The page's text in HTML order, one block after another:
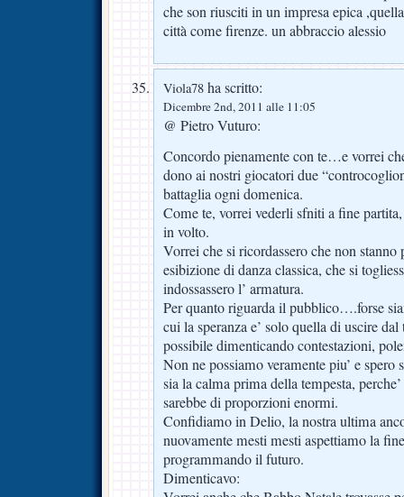
che son riusciti in un impresa epica
città come firenze. un abbraccio alessio
Viola78 ha scritto:
Dicembre 2nd, 2011 alle 11:05
@ Pietro Vuturo:
Concordo pienamente con te…e vorrei
dono ai nostri giocatori due
battaglia ogni domenica.
Come te, vorrei vederli sfniti a fine
in volto.
Vorrei che si ricordassero che non stanno
esibizione di danza classica, che si
indossassero l’ armatura.
Per quanto riguarda il pubblico….forse
cui la speranza e’ solo quella di uscire
possibile dimenticando contestazioni,
Non ne possiamo veramente piu’ e spero
sia la calma prima della tempesta,
sarebbe di proporzioni enormi.
Confidiamo in Delio, la nostra ultima
nuovamente mesti mesti aspettiamo la
programmando il futuro.
Dimenticavo: